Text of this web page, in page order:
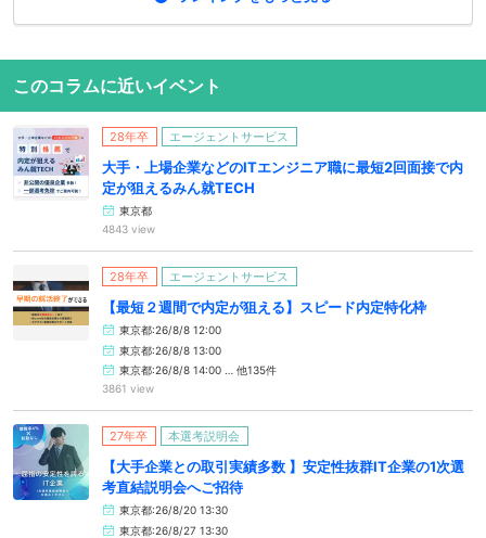
このコラムに近いイベント
28年卒 エージェントサービス
大手・上場企業などのITエンジニア職に最短2回面接で内
定が狙えるみん就TECH
東京都
4843 view
28年卒 エージェントサービス
【最短２週間で内定が狙える】スピード内定特化枠
東京都:26/8/8 12:00
東京都:26/8/8 13:00
東京都:26/8/8 14:00 … 他135件
3861 view
27年卒 本選考説明会
【大手企業との取引実績多数 】安定性抜群IT企業の1次選
考直結説明会へご招待
東京都:26/8/20 13:30
東京都:26/8/27 13:30